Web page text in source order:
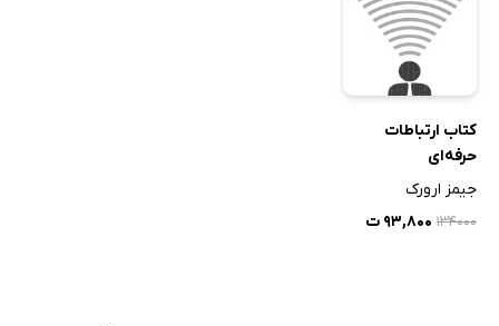
کتاب ارتباطات
حرفه‌ای
جیمز ارورک
۱۳۴۰۰۰ ۹۳,۸۰۰ ت